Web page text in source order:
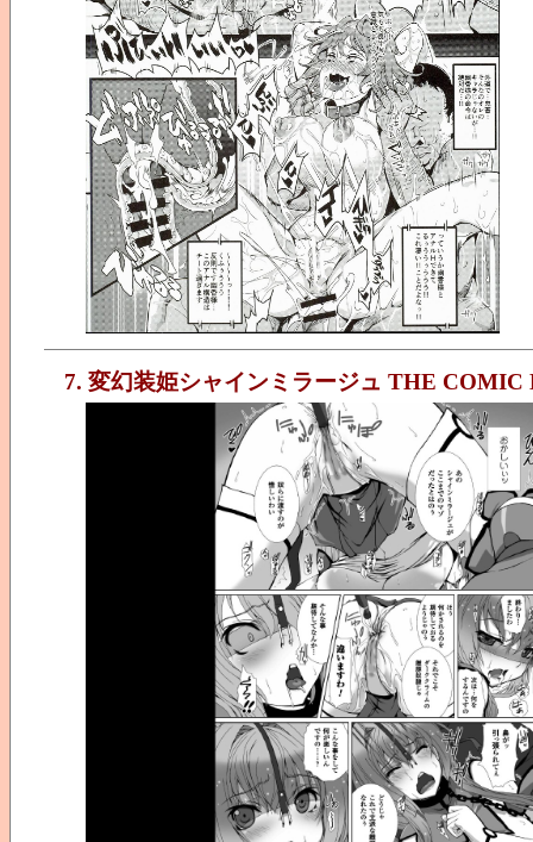
7. 変幻装姫シャインミラージュ THE COMIC